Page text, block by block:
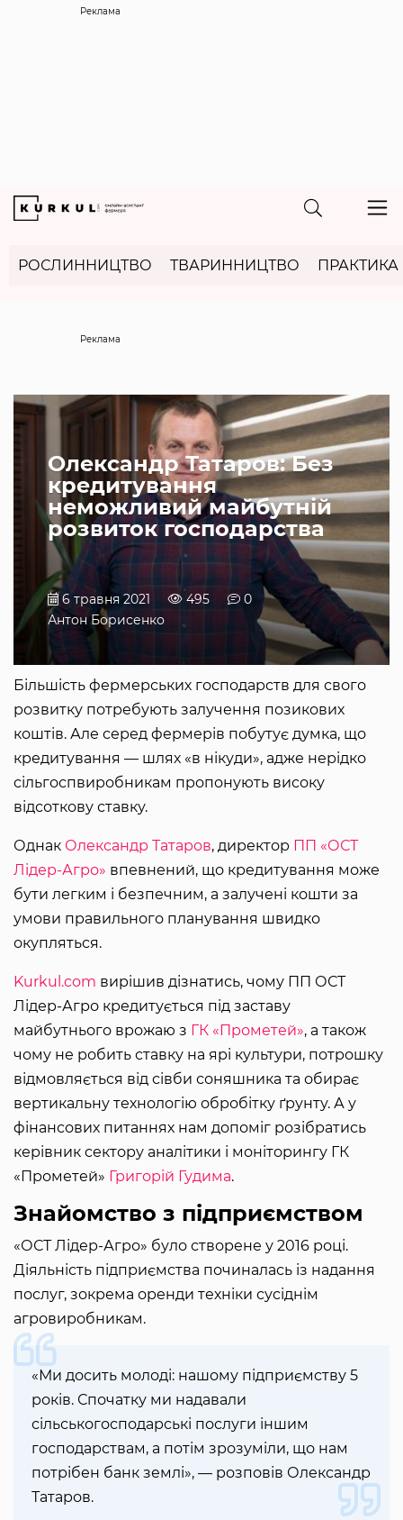
Реклама
РОСЛИННИЦТВО ТВАРИННИЦТВО ПРАКТИКА
Олександр Татаров: Без
кредитування
неможливий майбутній
розвиток господарства
6 травня 2021 495
0
Антон Борисенко
Більшість фермерських господарств для свого
розвитку потребують залучення позикових
коштів. Але серед фермерів побутує думка, що
кредитування — шлях «в нікуди», адже нерідко
сільгоспвиробникам пропонують високу
відсоткову ставку.
Однак Олександр Татаров, директор ПП «ОСТ
Лідер-Агро» впевнений, що кредитування може
бути легким і безпечним, а залучені кошти за
умови правильного планування швидко
окупляться.
Kurkul.com вирішив дізнатись, чому ПП ОСТ
Лідер-Агро кредитується під заставу
майбутнього врожаю з ГК «Прометей», а також
чому не робить ставку на ярі культури, потрошку
відмовляється від сівби соняшника та обирає
вертикальну технологію обробітку ґрунту. А у
фінансових питаннях нам допоміг розібратись
керівник сектору аналітики і моніторингу ГК
«Прометей» Григорій Гудима.
Знайомство з підприємством
«ОСТ Лідер-Агро» було створене у 2016 році.
Діяльність підприємства починалась із надання
послуг, зокрема оренди техніки сусіднім
агровиробникам.
«Ми досить молоді: нашому підприємству 5
років. Спочатку ми надавали
сільськогосподарські послуги іншим
господарствам, а потім зрозуміли, що нам
потрібен банк землі», — розповів Олександр
Татаров.
Реклама